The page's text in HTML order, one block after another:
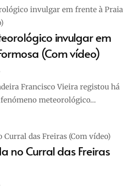
invulgar em
(Com vídeo)
Francisco Vieira registou há
meteorológico…
no Curral das Freiras